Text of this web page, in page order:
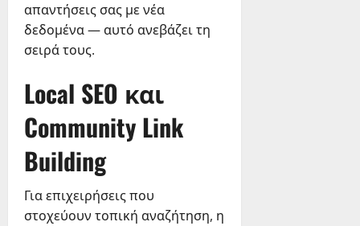
απαντήσεις σας με νέα
δεδομένα — αυτό ανεβάζει τη
σειρά τους.
Local SEO και
Community Link
Building
Για επιχειρήσεις που
στοχεύουν τοπική αναζήτηση, η